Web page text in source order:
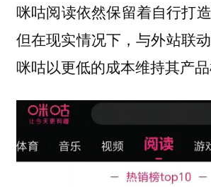
咪咕阅读依然保留着自行打
但在现实情况下，与外站联
咪咕以更低的成本维持其产品